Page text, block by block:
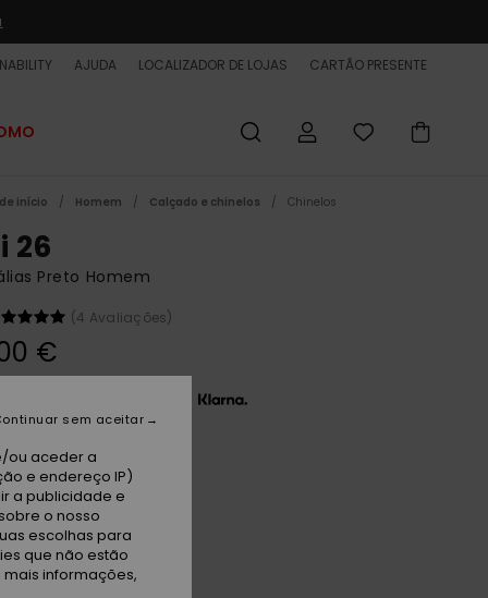
AJUDA LOCALIZADOR DE LOJAS CARTÃO PRESENTE
início Homem Calçado e chinelos Chinelos
26
Preto Homem
(4 Avaliações)
€
2
ou aceder a
e endereço IP)
a publicidade e
o nosso
escolhas para
que não estão
informações,
sem aceitar